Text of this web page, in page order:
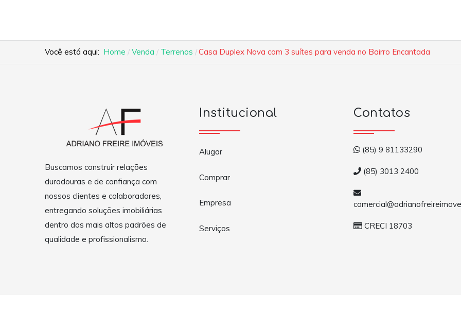
Você está aqui: Home Venda Terrenos Casa Duplex Nova com 3 suítes para venda no Bairro Encantada
Buscamos construir relações
duradouras e de confiança com
nossos clientes e colaboradores,
entregando soluções imobiliárias
dentro dos mais altos padrões de
qualidade e profissionalismo.
Institucional
Alugar
Comprar
Empresa
Serviços
Contatos
(85) 9 81133290
(85) 3013 2400
CRECI 18703